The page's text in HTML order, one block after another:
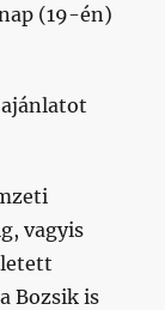
(19-én)
ajánlatot
vagyis
Bozsik is